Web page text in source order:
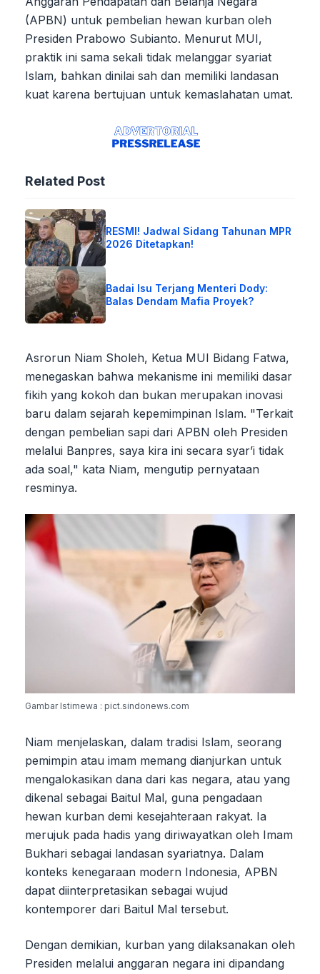
(APBN) untuk pembelian hewan kurban oleh
Presiden Prabowo Subianto. Menurut MUI,
praktik ini sama sekali tidak melanggar syariat
Islam, bahkan dinilai sah dan memiliki landasan
kuat karena bertujuan untuk kemaslahatan umat.
Related Post
RESMI! Jadwal Sidang Tahunan MPR
2026 Ditetapkan!
Badai Isu Terjang Menteri Dody:
Balas Dendam Mafia Proyek?
Asrorun Niam Sholeh, Ketua MUI Bidang Fatwa,
menegaskan bahwa mekanisme ini memiliki dasar
fikih yang kokoh dan bukan merupakan inovasi
baru dalam sejarah kepemimpinan Islam. "Terkait
dengan pembelian sapi dari APBN oleh Presiden
melalui Banpres, saya kira ini secara syar’i tidak
ada soal," kata Niam, mengutip pernyataan
resminya.
Gambar Istimewa : pict.sindonews.com
Niam menjelaskan, dalam tradisi Islam, seorang
pemimpin atau imam memang dianjurkan untuk
mengalokasikan dana dari kas negara, atau yang
dikenal sebagai Baitul Mal, guna pengadaan
hewan kurban demi kesejahteraan rakyat. Ia
merujuk pada hadis yang diriwayatkan oleh Imam
Bukhari sebagai landasan syariatnya. Dalam
konteks kenegaraan modern Indonesia, APBN
dapat diinterpretasikan sebagai wujud
kontemporer dari Baitul Mal tersebut.
Dengan demikian, kurban yang dilaksanakan oleh
Presiden melalui anggaran negara ini dipandang